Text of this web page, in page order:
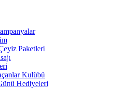
Paketleri
Kulübü
Hediyeleri